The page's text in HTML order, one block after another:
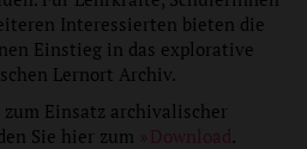
Interessierten bieten die
Einstieg in das explorative
Lernort Archiv.
Einsatz archivalischer
Sie hier zum
Download.